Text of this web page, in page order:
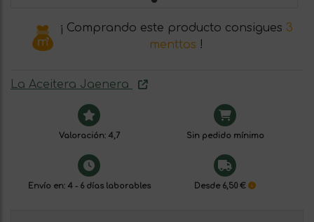
¡ Comprando este producto consigues 3
menttos !
La Aceitera Jaenera
Valoración: 4,7 Sin pedido mínimo
Envío en: 4 - 6 días laborables Desde 6,50 €